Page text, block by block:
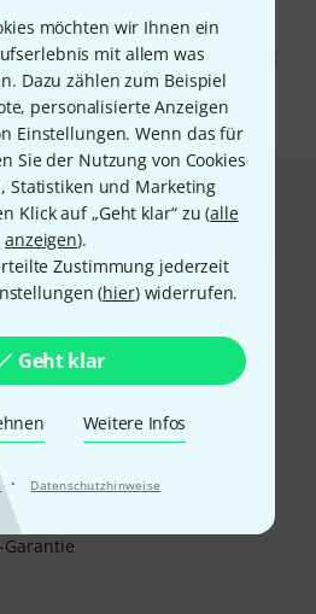
möchten wir Ihnen ein
mit allem was
Dazu zählen zum Beispiel
personalisierte Anzeigen
Einstellungen. Wenn das für
Sie der Nutzung von Cookies
Statistiken und Marketing
Klick auf „Geht klar“ zu (alle
anzeigen).
Zustimmung jederzeit
(hier) widerrufen.
Geht klar
Weitere Infos
· Datenschutzhinweise
stimmen Sie dem Erhalt von E-Mail-
des E-Mail-Nutzungsverhaltens zu. Die
Weitere Informationen finden Sie in
.
* Pflichtfeld
sicher per Nachnahme,
Pay,Klarna Sofort bezahlen,
Kreditkarte.
Garantie